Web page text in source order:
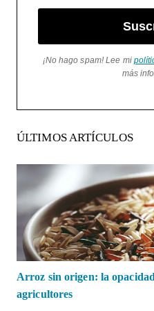
¡No hago spam! Lee mi
más
ÚLTIMOS ARTÍCULOS
Arroz sin origen: la
agricultores